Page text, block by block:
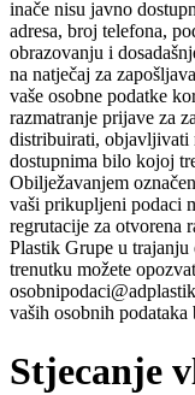
inače nisu javno
adresa, broj telefona,
obrazovanju i
na natječaj za
vaše osobne podatke
razmatranje prijave za
distribuirati,
dostupnima bilo kojoj
Obilježavanjem
vaši prikupljeni podaci
regrutacije za otvorena
Plastik Grupe u
trenutku možete
vaših osobnih podataka
Stjecanje